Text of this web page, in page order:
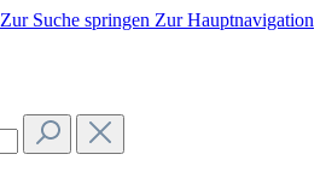
Zur Suche springen Zur Hauptnavigation